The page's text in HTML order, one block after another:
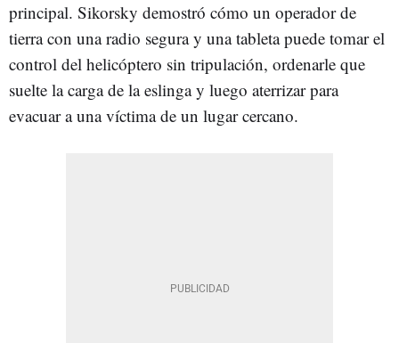
principal. Sikorsky demostró cómo un operador de
tierra con una radio segura y una tableta puede tomar el
control del helicóptero sin tripulación, ordenarle que
suelte la carga de la eslinga y luego aterrizar para
evacuar a una víctima de un lugar cercano.